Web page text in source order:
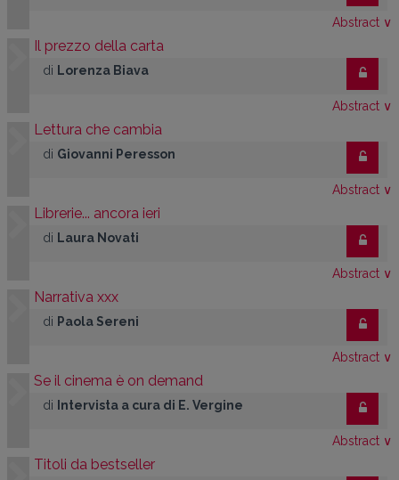
Abstract ∨
Il prezzo della carta
di Lorenza Biava
Abstract ∨
Lettura che cambia
di Giovanni Peresson
Abstract ∨
Librerie... ancora ieri
di Laura Novati
Abstract ∨
Narrativa xxx
di Paola Sereni
Abstract ∨
Se il cinema è on demand
di Intervista a cura di E. Vergine
Abstract ∨
Titoli da bestseller